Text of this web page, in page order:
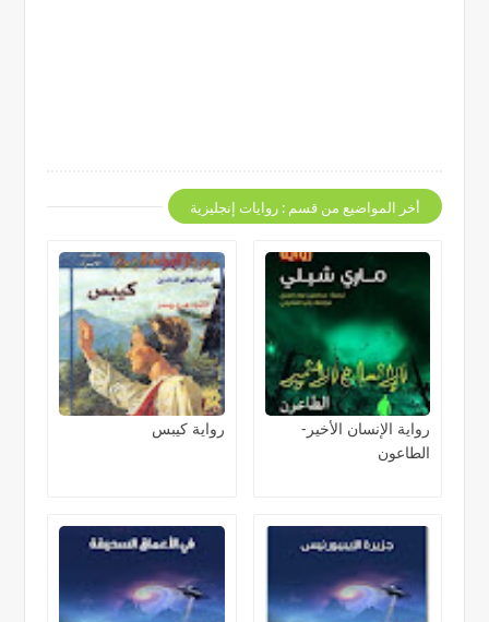
أخر المواضيع من قسم : روايات إنجليزية
رواية الإنسان الأخير-
الطاعون
رواية كيبس